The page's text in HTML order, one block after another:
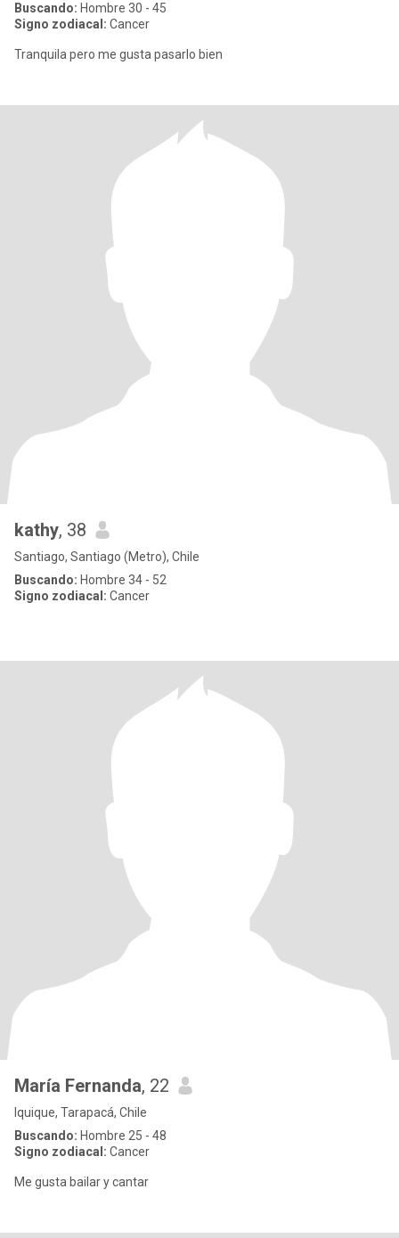
Buscando: Hombre 30 - 45
Signo zodiacal: Cancer
Tranquila pero me gusta pasarlo bien
kathy, 38
Santiago, Santiago (Metro), Chile
Buscando: Hombre 34 - 52
Signo zodiacal: Cancer
María Fernanda, 22
Iquique, Tarapacá, Chile
Buscando: Hombre 25 - 48
Signo zodiacal: Cancer
Me gusta bailar y cantar